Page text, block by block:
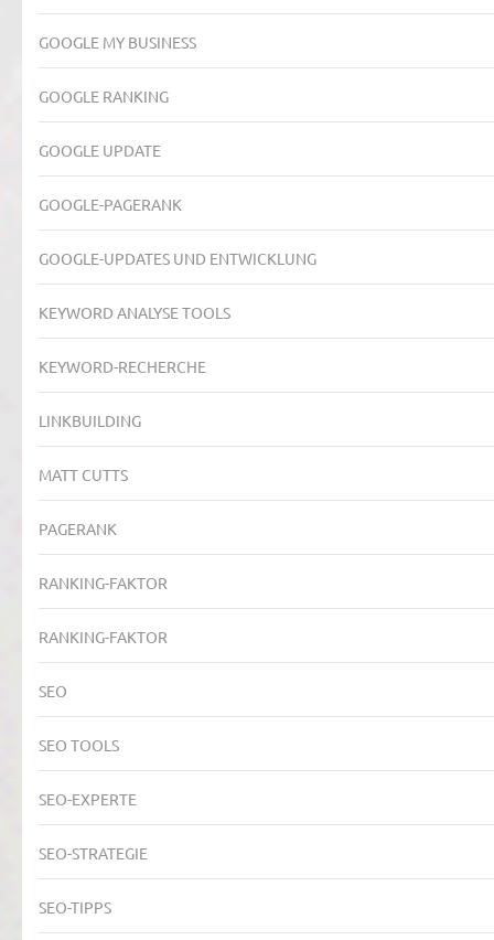
GOOGLE MY BUSINESS
GOOGLE RANKING
GOOGLE UPDATE
GOOGLE-PAGERANK
GOOGLE-UPDATES UND ENTWICKLUNG
KEYWORD ANALYSE TOOLS
KEYWORD-RECHERCHE
LINKBUILDING
MATT CUTTS
PAGERANK
RANKING-FAKTOR
RANKING-FAKTOR
SEO
SEO TOOLS
SEO-EXPERTE
SEO-STRATEGIE
SEO-TIPPS